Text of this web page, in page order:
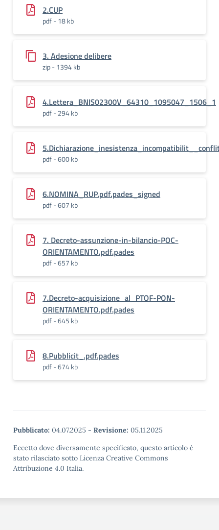
2.CUP
pdf - 18 kb
3. Adesione delibere
zip - 1394 kb
4.Lettera_BNIS02300V_64310_1095047_1506_1
pdf - 294 kb
pdf - 600 kb
6.NOMINA_RUP.pdf.pades_signed
pdf - 607 kb
7. Decreto-assunzione-in-bilancio-POC-
ORIENTAMENTO.pdf.pades
pdf - 657 kb
7.Decreto-acquisizione_al_PTOF-PON-
ORIENTAMENTO.pdf.pades
pdf - 645 kb
8.Pubblicit_.pdf.pades
pdf - 674 kb
Pubblicato: 04.07.2025 - Revisione: 05.11.2025
Eccetto dove diversamente specificato, questo articolo è
stato rilasciato sotto Licenza Creative Commons
Attribuzione 4.0 Italia.